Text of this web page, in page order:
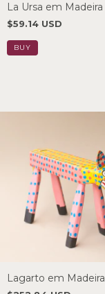
La Ursa em Madeira
$59.14 USD
Lagarto em Madeira